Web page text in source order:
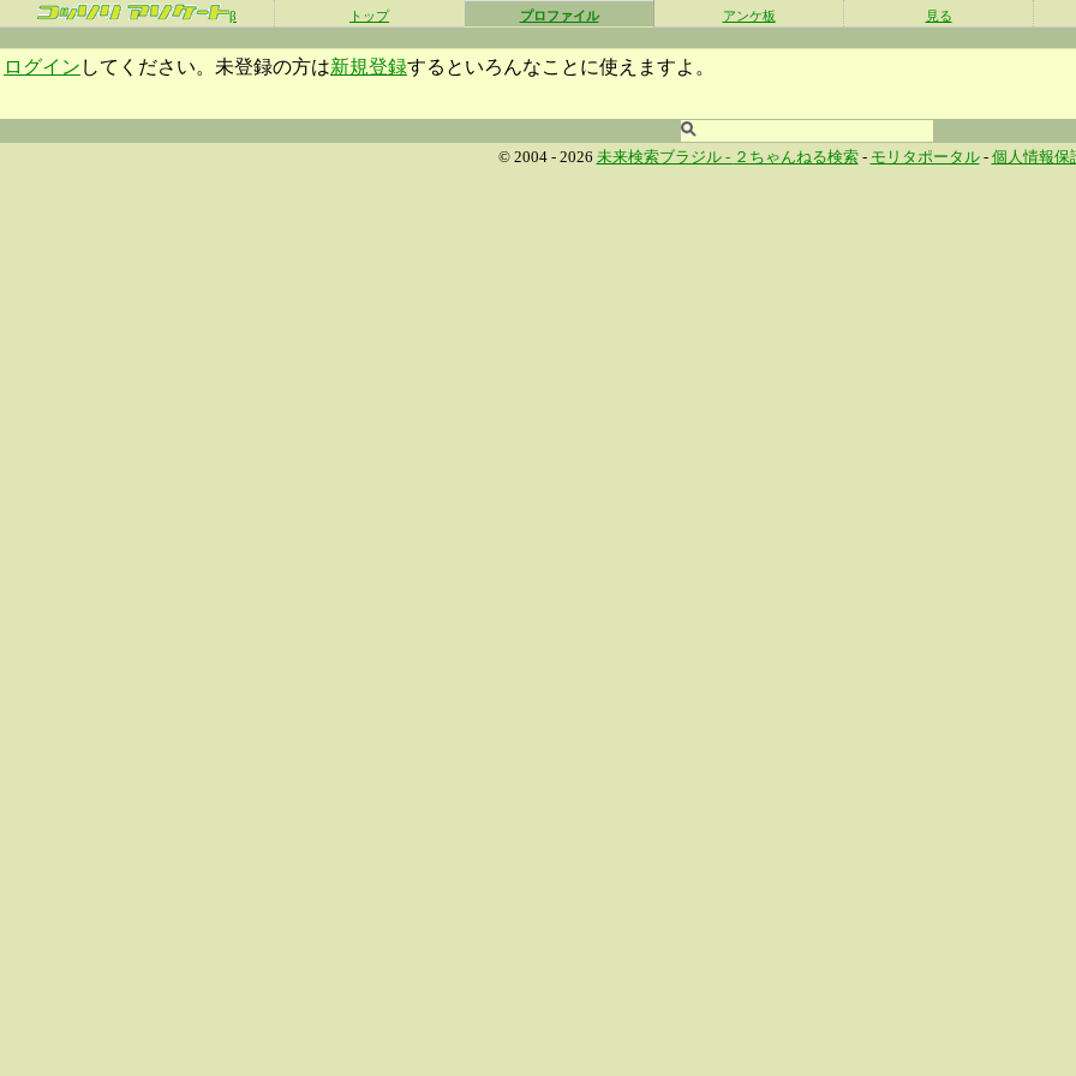
β トップ プロファイル アンケ板 見る
ログイン してください。未登録の方は新規登録するといろんなことに使えますよ。
© 2004 - 2026 未来検索ブラジル - ２ちゃんねる検索- モリタポータル- 個人情報保